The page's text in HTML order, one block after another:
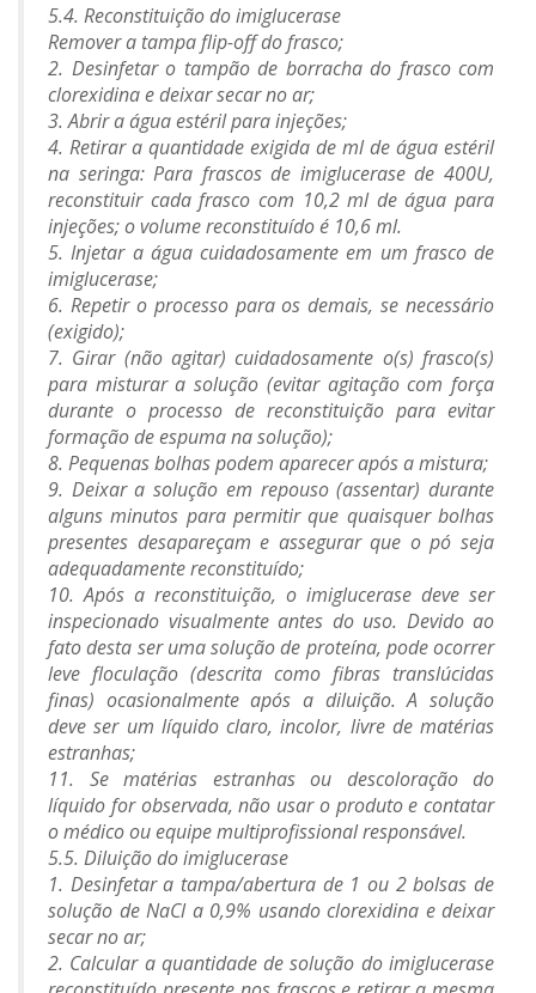
5.4. Reconstituição do imiglucerase
Remover a tampa flip-off do frasco;
2. Desinfetar o tampão de borracha do frasco com
clorexidina e deixar secar no ar;
3. Abrir a água estéril para injeções;
4. Retirar a quantidade exigida de ml de água estéril
na seringa: Para frascos de imiglucerase de 400U,
reconstituir cada frasco com 10,2 ml de água para
injeções; o volume reconstituído é 10,6 ml.
5. Injetar a água cuidadosamente em um frasco de
imiglucerase;
6. Repetir o processo para os demais, se necessário
(exigido);
7. Girar (não agitar) cuidadosamente o(s) frasco(s)
para misturar a solução (evitar agitação com força
durante o processo de reconstituição para evitar
formação de espuma na solução);
8. Pequenas bolhas podem aparecer após a mistura;
9. Deixar a solução em repouso (assentar) durante
alguns minutos para permitir que quaisquer bolhas
presentes desapareçam e assegurar que o pó seja
adequadamente reconstituído;
10. Após a reconstituição, o imiglucerase deve ser
inspecionado visualmente antes do uso. Devido ao
fato desta ser uma solução de proteína, pode ocorrer
leve floculação (descrita como fibras translúcidas
finas) ocasionalmente após a diluição. A solução
deve ser um líquido claro, incolor, livre de matérias
estranhas;
11. Se matérias estranhas ou descoloração do
líquido for observada, não usar o produto e contatar
o médico ou equipe multiprofissional responsável.
5.5. Diluição do imiglucerase
1. Desinfetar a tampa/abertura de 1 ou 2 bolsas de
solução de NaCl a 0,9% usando clorexidina e deixar
secar no ar;
2. Calcular a quantidade de solução do imiglucerase